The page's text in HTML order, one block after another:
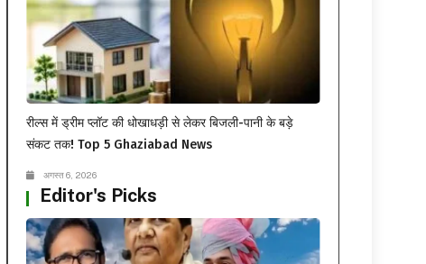
रील्स में ड्रीम प्लॉट की धोखाधड़ी से लेकर बिजली-पानी के बड़े
संकट तक! Top 5 Ghaziabad News
अगस्त 6, 2026
Editor's Picks